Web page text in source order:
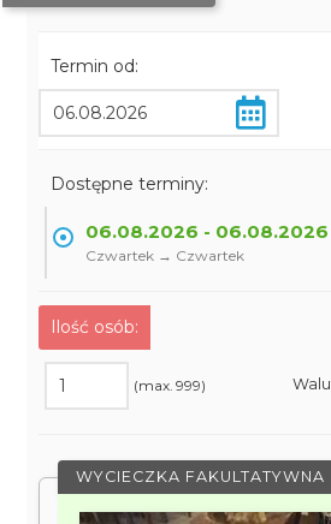
Termin od:
Dostępne terminy:
06.08.2026 - 06.08.2026
Czwartek → Czwartek
Ilość osób:
(max. 999)
WYCIECZKA FAKULTATYWNA